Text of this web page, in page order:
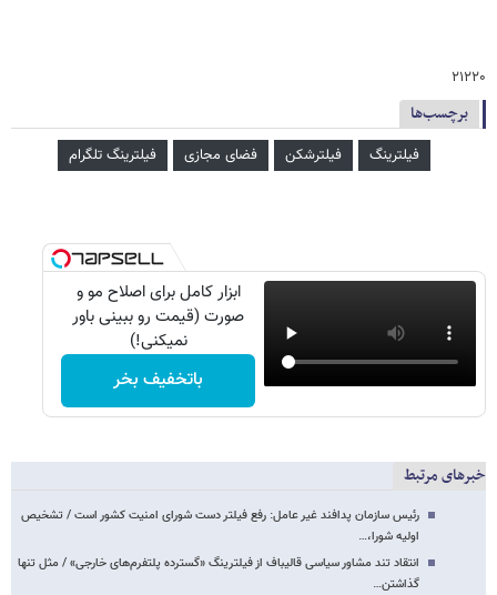
۲۱۲۲۰
برچسب‌ها
فیلترینگ فیلترشکن فضای مجازی فیلترینگ تلگرام
ابزار کامل برای اصلاح مو و
صورت (قیمت رو ببینی باور
نمیکنی!)
باتخفیف بخر
خبرهای مرتبط
رئیس سازمان پدافند غیر عامل: رفع فیلتر دست شورای امنیت کشور است / تشخیص
اولیه شورا،…
انتقاد تند مشاور سیاسی قالیباف از فیلترینگ «گسترده پلتفرم‌های خارجی» / مثل تنها
گذاشتن…